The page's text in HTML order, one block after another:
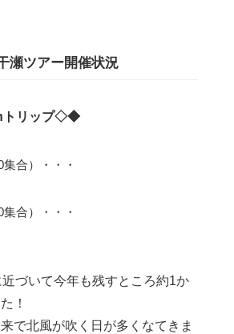
瀬ツアー開催状況
トリップ◇◆
合）・・・
合）・・・
づいて今年も残すところ約1か
！
で北風が吹く日が多くなてきま